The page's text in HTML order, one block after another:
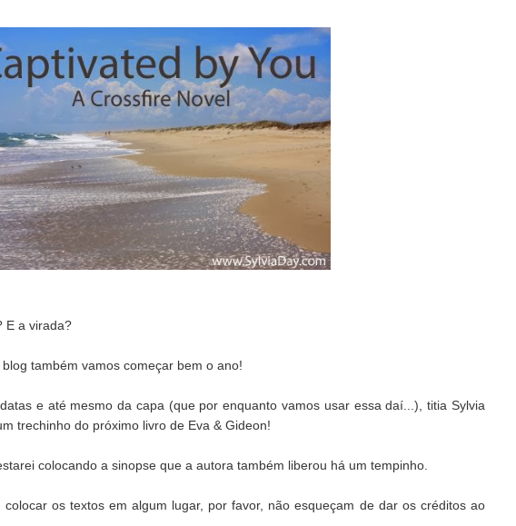
E a virada?
também vamos começar bem o ano!
e até mesmo da capa (que por enquanto vamos usar essa daí...), titia Sylvia
trechinho do próximo livro de Eva & Gideon!
colocando a sinopse que a autora também liberou há um tempinho.
os textos em algum lugar, por favor, não esqueçam de dar os créditos ao